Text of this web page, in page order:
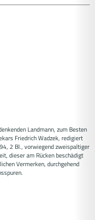
Landmann, zum Besten
Friedrich Wadzek, redigiert
2 Bl., vorwiegend zweispaltiger
dieser am Rücken beschädigt
Vermerken, durchgehend